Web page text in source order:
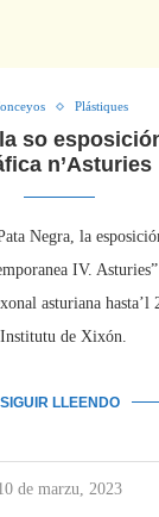
Plástiques
so
n’Asturies
Negra, la
IV.
asturiana
de Xixón.
SIGUIR LLEENDO
de marzu, 2023